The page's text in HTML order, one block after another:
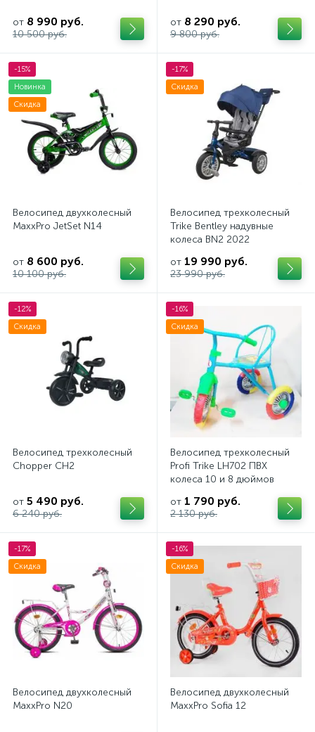
от 8 990 руб.
10 500 руб.
от 8 290 руб.
9 800 руб.
-15%
Новинка
Скидка
Велосипед двухколесный
MaxxPro JetSet N14
от 8 600 руб.
10 100 руб.
-17%
Скидка
Велосипед трехколесный
Trike Bentley надувные
колеса BN2 2022
от 19 990 руб.
23 990 руб.
-12%
Скидка
Велосипед трехколесный
Chopper CH2
от 5 490 руб.
6 240 руб.
-16%
Скидка
Велосипед трехколесный
Profi Trike LH702 ПВХ
колеса 10 и 8 дюймов
от 1 790 руб.
2 130 руб.
-17%
Скидка
Велосипед двухколесный
MaxxPro N20
-16%
Скидка
Велосипед двухколесный
MaxxPro Sofia 12